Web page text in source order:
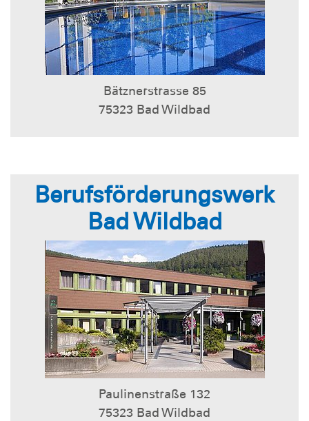
Bätznerstrasse 85
75323 Bad Wildbad
Berufsförderungswerk
Bad Wildbad
Paulinenstraße 132
75323 Bad Wildbad